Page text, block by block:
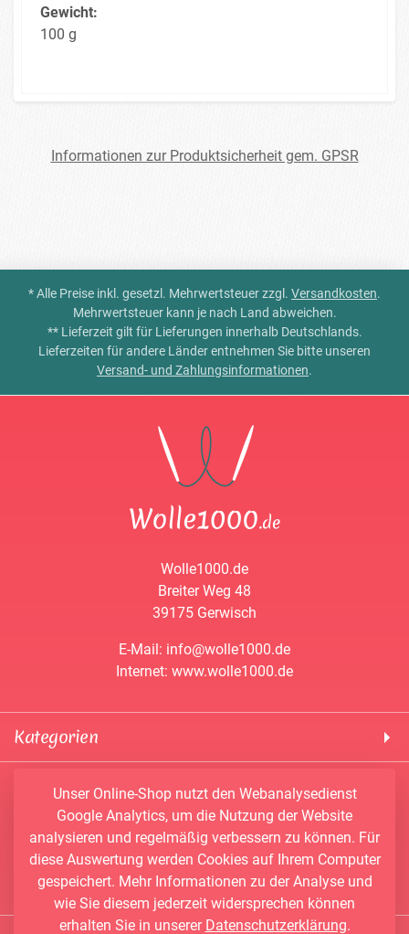
Gewicht:
100 g
Informationen zur Produktsicherheit gem. GPSR
* Alle Preise inkl. gesetzl. Mehrwertsteuer zzgl. Versandkosten.
Mehrwertsteuer kann je nach Land abweichen.
** Lieferzeit gilt für Lieferungen innerhalb Deutschlands.
Lieferzeiten für andere Länder entnehmen Sie bitte unseren
Versand- und Zahlungsinformationen.
Wolle1000.de
Breiter Weg 48
39175 Gerwisch
E-Mail: info@wolle1000.de
Internet: www.wolle1000.de
Kategorien
ALIZE Yarns
Bobbel
Bobbiny
Chenille Garne
Himalaya Yarns
Konengarn
Service & Informationen
Konto
Newsletter
Kontakt
Angebote
Händler-Shop
Vertrag widerrufen
Unser Online-Shop nutzt den Webanalysedienst
Google Analytics, um die Nutzung der Website
analysieren und regelmäßig verbessern zu können. Für
diese Auswertung werden Cookies auf Ihrem Computer
gespeichert. Mehr Informationen zu der Analyse und
wie Sie diesem jederzeit widersprechen können
erhalten Sie in unserer Datenschutzerklärung.